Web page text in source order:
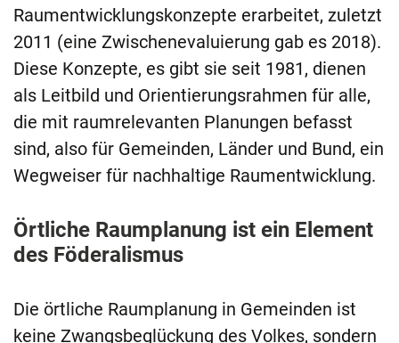
Raumentwicklungskonzepte erarbeitet, zuletzt
2011 (eine Zwischenevaluierung gab es 2018).
Diese Konzepte, es gibt sie seit 1981, dienen
als Leitbild und Orientierungsrahmen für alle,
die mit raumrelevanten Planungen befasst
sind, also für Gemeinden, Länder und Bund, ein
Wegweiser für nachhaltige Raumentwicklung.
Örtliche Raumplanung ist ein Element
des Föderalismus
Die örtliche Raumplanung in Gemeinden ist
keine Zwangsbeglückung des Volkes, sondern